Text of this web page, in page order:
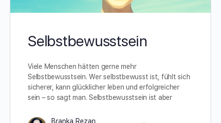
Selbstbewusstsein
Viele Menschen hätten gerne mehr
Selbstbewusstsein. Wer selbstbewusst ist, fühlt sich
sicherer, kann glücklicher leben und erfolgreicher
sein – so sagt man. Selbstbewusstsein ist aber
Branka Rezan